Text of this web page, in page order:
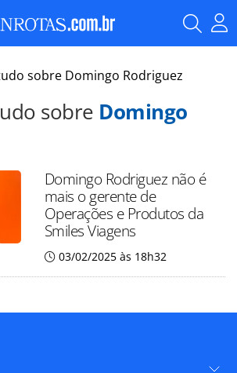
sobre Domingo Rodriguez
sobre Domingo
Domingo Rodriguez não é
mais o gerente de
Operações e Produtos da
Smiles Viagens
03/02/2025 às 18h32